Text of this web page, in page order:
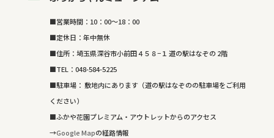
■営業時間：10： 00～18 ： 00
■定休日：年中無休
■住所： 埼玉県深谷市小前田４５８−１ 道の駅はなぞの 2階
■TEL ： 048-584-5225
■駐車場： 敷地内にあります（道の駅はなぞのの駐車場をご利用
ください）
■ふかや花園プレミアム・アウトレットからのアクセス
→Google Mapの経路情報